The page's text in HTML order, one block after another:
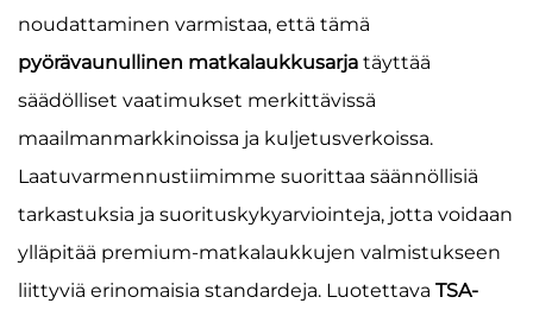
noudattaminen varmistaa, että tämä
pyörävaunullinen matkalaukkusarja täyttää
säädölliset vaatimukset merkittävissä
maailmanmarkkinoissa ja kuljetusverkoissa.
Laatuvarmennustiimimme suorittaa säännöllisiä
tarkastuksia ja suorituskykyarviointeja, jotta voidaan
ylläpitää premium-matkalaukkujen valmistukseen
liittyviä erinomaisia standardeja. Luotettava TSA-